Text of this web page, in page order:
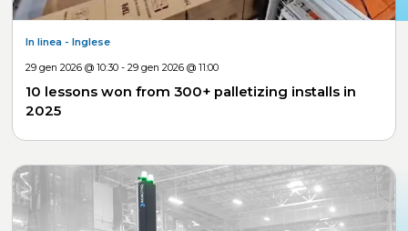
In linea - Inglese
29 gen 2026 @ 10:30 - 29 gen 2026 @ 11:00
10 lessons won from 300+ palletizing installs in
2025